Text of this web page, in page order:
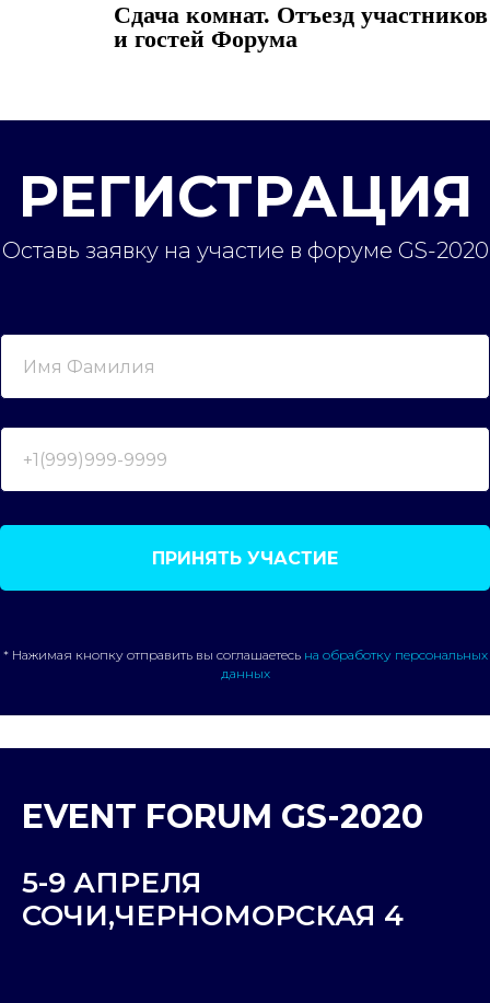
Сдача комнат. Отъезд участников
и гостей Форума
РЕГИСТРАЦИЯ
Оставь заявку на участие в форуме GS-2020
ПРИНЯТЬ УЧАСТИЕ
* Нажимая кнопку отправить вы соглашаетесь на обработку персональных
данных
EVENT FORUM GS-2020
5-9 АПРЕЛЯ
СОЧИ,ЧЕРНОМОРСКАЯ 4